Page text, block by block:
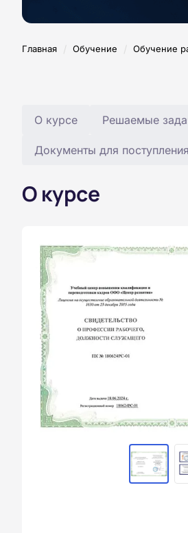
Главная / Обучение / Обучение
О курсе Решаемые
Документы для поступления
О курсе